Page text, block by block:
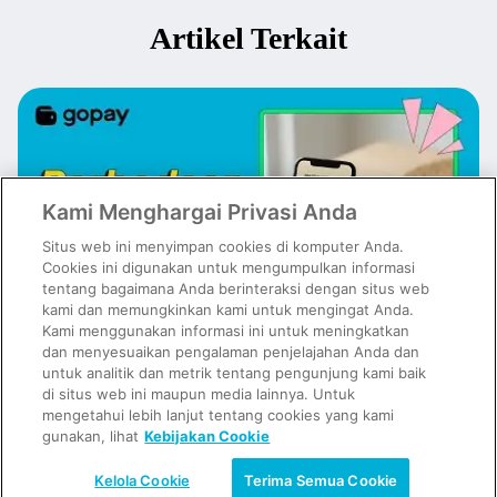
Artikel Terkait
Emas Digital vs Emas Fisik: Mana yang Lebih Cocok untuk Investasi?
Kami Menghargai Privasi Anda
Situs web ini menyimpan cookies di komputer Anda.
Cookies ini digunakan untuk mengumpulkan informasi
tentang bagaimana Anda berinteraksi dengan situs web
kami dan memungkinkan kami untuk mengingat Anda.
Kami menggunakan informasi ini untuk meningkatkan
dan menyesuaikan pengalaman penjelajahan Anda dan
untuk analitik dan metrik tentang pengunjung kami baik
di situs web ini maupun media lainnya. Untuk
mengetahui lebih lanjut tentang cookies yang kami
gunakan, lihat Kebijakan Cookie
Kelola Cookie Terima Semua Cookie